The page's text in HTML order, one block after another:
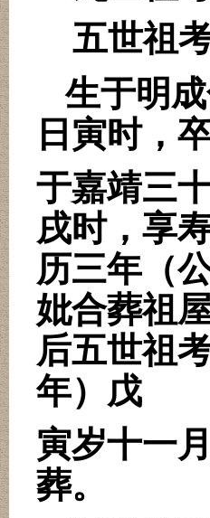
五世祖
生于明
日寅时，
于嘉靖三
戌时，享
历三年（
妣合葬祖
后五世祖
年）戊
寅岁十一
葬。